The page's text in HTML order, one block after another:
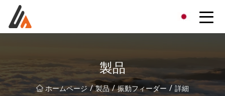
製品
ホームページ / 製品 / 振動フィーダー / 詳細